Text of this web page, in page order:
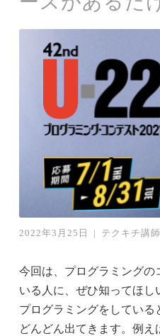
2022年3月25日 | テクキチ講師
今回は、プログラミングの
いる人に、ぜひ知ってほし
プログラミングをしてい
どんどん出てきます。例